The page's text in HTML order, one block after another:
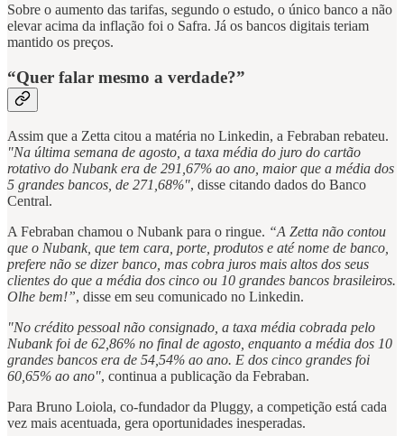
Sobre o aumento das tarifas, segundo o estudo, o único banco a não
elevar acima da inflação foi o Safra. Já os bancos digitais teriam
mantido os preços.
“Quer falar mesmo a verdade?”
Assim que a Zetta citou a matéria no Linkedin, a Febraban rebateu.
"Na última semana de agosto, a taxa média do juro do cartão
rotativo do Nubank era de 291,67% ao ano, maior que a média dos
5 grandes bancos, de 271,68%", disse citando dados do Banco
Central.
A Febraban chamou o Nubank para o ringue. “A Zetta não contou
que o Nubank, que tem cara, porte, produtos e até nome de banco,
prefere não se dizer banco, mas cobra juros mais altos dos seus
clientes do que a média dos cinco ou 10 grandes bancos brasileiros.
Olhe bem!”, disse em seu comunicado no Linkedin.
"No crédito pessoal não consignado, a taxa média cobrada pelo
Nubank foi de 62,86% no final de agosto, enquanto a média dos 10
grandes bancos era de 54,54% ao ano. E dos cinco grandes foi
60,65% ao ano", continua a publicação da Febraban.
Para Bruno Loiola, co-fundador da Pluggy, a competição está cada
vez mais acentuada, gera oportunidades inesperadas.